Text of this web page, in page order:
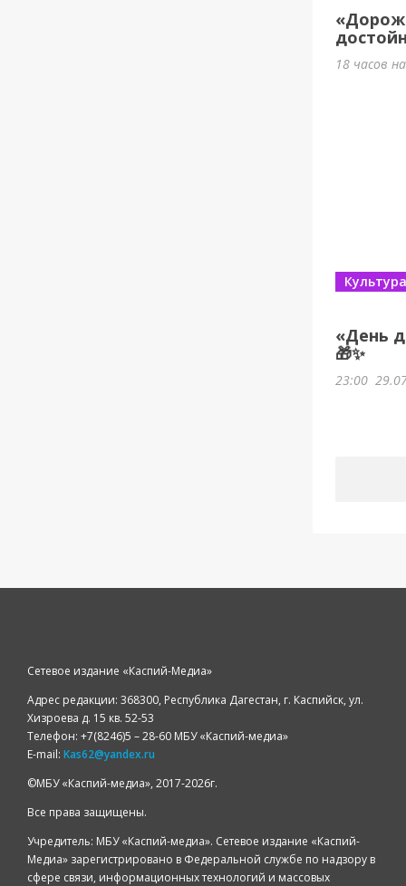
18 часов
«День
🎁✨
Культура
23:00
Сетевое издание «Каспий-Медиа»
Адрес редакции: 368300, Республика Дагестан, г. Каспийск, ул.
Хизроева д. 15 кв. 52-53
Телефон: +7(8246)5 – 28-60 МБУ «Каспий-медиа»
E-mail: Kas62@yandex.ru
©️МБУ «Каспий-медиа», 2017-2026г.
Все права защищены.
Учредитель: МБУ «Каспий-медиа». Сетевое издание «Каспий-
Медиа» зарегистрировано в Федеральной службе по надзору в
сфере связи, информационных технологий и массовых